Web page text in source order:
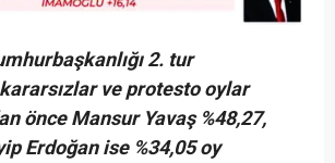
2. tur
ve protesto oylar
önce Mansur Yavaş %48,27,
Erdoğan ise %34,05 oy